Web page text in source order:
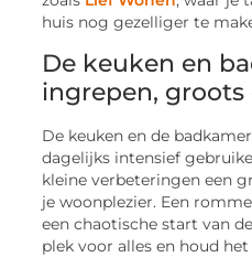
huis nog gezelliger te
De keuken en
ingrepen, groots
De keuken en de
dagelijks intensief
kleine verbeteringen een
je woonplezier. Een
een chaotische start van
plek voor alles en houd